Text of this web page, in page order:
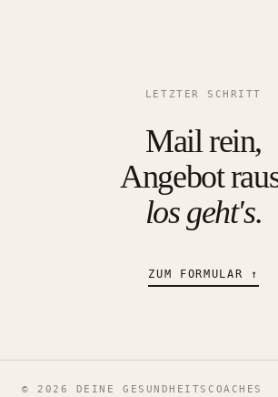
LETZTER SCHRITT
Mail rein,
Angebot
los geht's.
ZUM FORMULAR ↑
© 2026 DEINE GESUNDHEITSCOACHES